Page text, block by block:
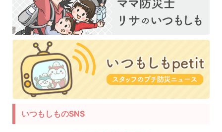
いつもしものSNS